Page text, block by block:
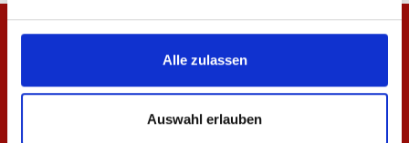
Alle zulassen
Auswahl erlauben